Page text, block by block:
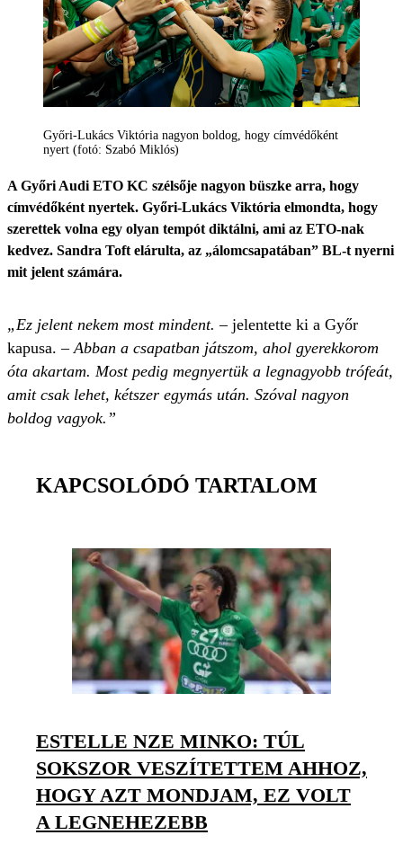
Győri-Lukács Viktória nagyon boldog, hogy címvédőként
nyert (fotó: Szabó Miklós)
A Győri Audi ETO KC szélsője nagyon büszke arra, hogy
címvédőként nyertek. Győri-Lukács Viktória elmondta, hogy
szerettek volna egy olyan tempót diktálni, ami az ETO-nak
kedvez. Sandra Toft elárulta, az „álomcsapatában” BL-t nyerni
mit jelent számára.
„Ez jelent nekem most mindent. – jelentette ki a Győr
kapusa. –Abban a csapatban játszom, ahol gyerekkorom
óta akartam. Most pedig megnyertük a legnagyobb trófeát,
amit csak lehet, kétszer egymás után. Szóval nagyon
boldog vagyok.”
KAPCSOLÓDÓ TARTALOM
ESTELLE NZE MINKO: TÚL
SOKSZOR VESZÍTETTEM AHHOZ,
HOGY AZT MONDJAM, EZ VOLT
A LEGNEHEZEBB